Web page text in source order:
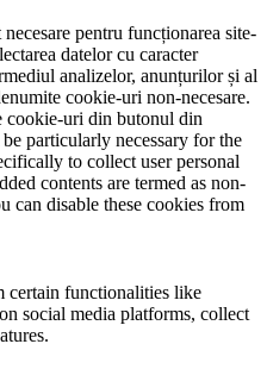
pentru funcționarea site-
datelor cu caracter
analizelor, anunțurilor și al
cookie-uri non-necesare.
cookie-uri din butonul din
particularly necessary for the
to collect user personal
contents are termed as non-
can disable these cookies from
certain functionalities like
social media platforms, collect